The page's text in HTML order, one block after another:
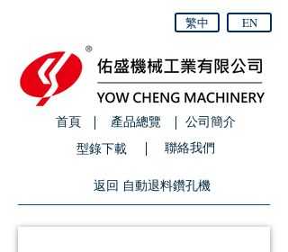
繁中 EN
首頁 產品總覽
公司簡介
型錄下載
聯絡我們
返回 自動退料鑽孔機